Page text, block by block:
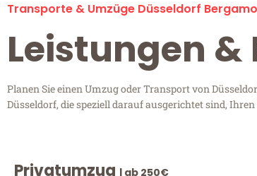
Transporte & Umzüge Düsseldorf Bergamo
Leistungen
Planen Sie einen Umzug oder Transport von
Düsseldorf, die speziell darauf ausgerichtet sind,
Privatumzug | ab 250€